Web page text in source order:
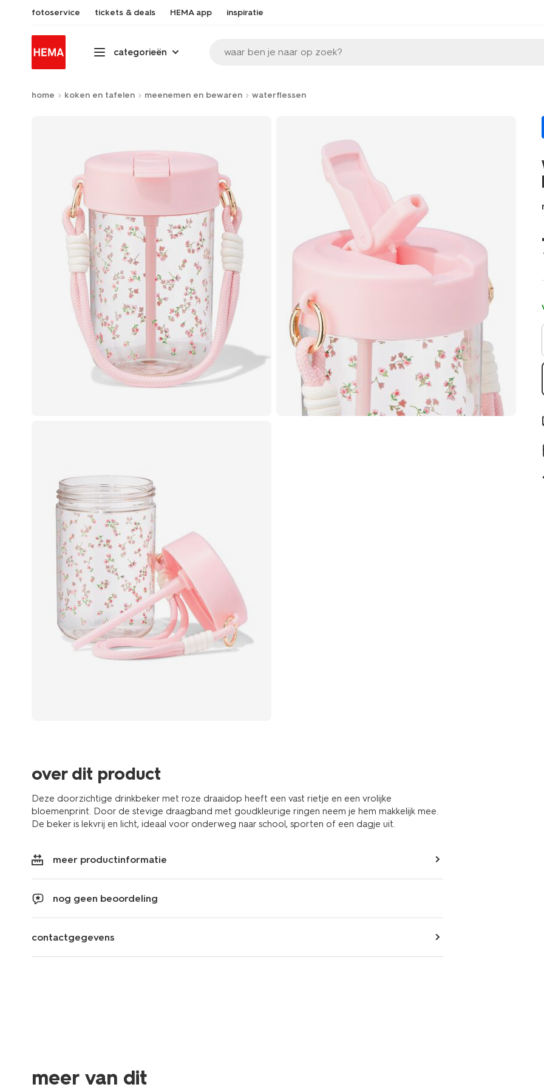
fotoservice tickets & deals HEMA app inspiratie
categorieën waar ben je naar op zoek?
home koken en tafelen meenemen en bewaren waterflessen
over dit product
Deze doorzichtige drinkbeker met roze draaidop heeft een vast rietje en een vrolijke
bloemenprint. Door de stevige draagband met goudkleurige ringen neem je hem makkelijk mee.
De beker is lekvrij en licht, ideaal voor onderweg naar school, sporten of een dagje uit.
meer productinformatie
nog geen beoordeling
contactgegevens
meer van dit